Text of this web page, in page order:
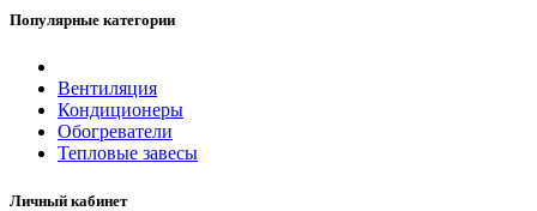
Популярные категории
Вентиляция
Кондиционеры
Обогреватели
Тепловые завесы
Личный кабинет